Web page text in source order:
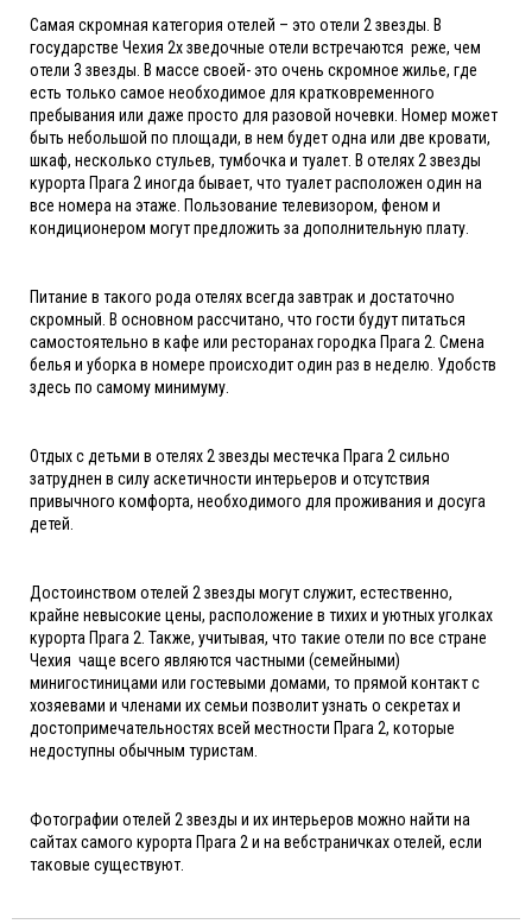
Самая скромная категория отелей – это отели 2 звезды. В
государстве Чехия 2х зведочные отели встречаются реже, чем
отели 3 звезды. В массе своей- это очень скромное жилье, где
есть только самое необходимое для кратковременного
пребывания или даже просто для разовой ночевки. Номер может
быть небольшой по площади, в нем будет одна или две кровати,
шкаф, несколько стульев, тумбочка и туалет. В отелях 2 звезды
курорта Прага 2 иногда бывает, что туалет расположен один на
все номера на этаже. Пользование телевизором, феном и
кондиционером могут предложить за дополнительную плату.
Питание в такого рода отелях всегда завтрак и достаточно
скромный. В основном рассчитано, что гости будут питаться
самостоятельно в кафе или ресторанах городка Прага 2. Смена
белья и уборка в номере происходит один раз в неделю. Удобств
здесь по самому минимуму.
Отдых с детьми в отелях 2 звезды местечка Прага 2 сильно
затруднен в силу аскетичности интерьеров и отсутствия
привычного комфорта, необходимого для проживания и досуга
детей.
Достоинством отелей 2 звезды могут служит, естественно,
крайне невысокие цены, расположение в тихих и уютных уголках
курорта Прага 2. Также, учитывая, что такие отели по все стране
Чехия чаще всего являются частными (семейными)
минигостиницами или гостевыми домами, то прямой контакт с
хозяевами и членами их семьи позволит узнать о секретах и
достопримечательностях всей местности Прага 2, которые
недоступны обычным туристам.
Фотографии отелей 2 звезды и их интерьеров можно найти на
сайтах самого курорта Прага 2 и на вебстраничках отелей, если
таковые существуют.